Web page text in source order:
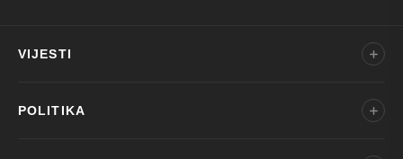
VIJESTI
POLITIKA